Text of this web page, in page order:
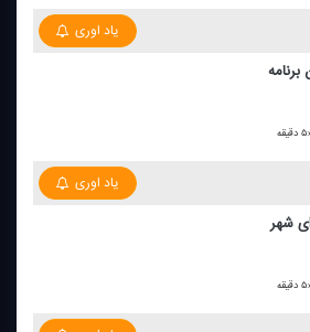
یاد اوری
برنامه
یاد اوری
شهر